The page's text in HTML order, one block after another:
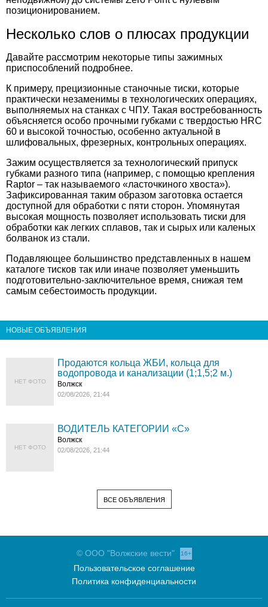
позиционированием.
Несколько слов о плюсах продукции
Давайте рассмотрим некоторые типы зажимных
приспособлений подробнее.
К примеру, прецизионные станочные тиски, которые
практически незаменимы в технологических операциях,
выполняемых на станках с ЧПУ. Такая востребованность
объясняется особо прочными губками с твердостью HRC
60 и высокой точностью, особенно актуальной в
шлифовальных, фрезерных, контрольных операциях.
Зажим осуществляется за технологический припуск
губками разного типа (например, с помощью крепления
Raptor – так называемого «ласточкиного хвоста»).
Зафиксированная таким образом заготовка остается
доступной для обработки с пяти сторон. Упомянутая
высокая мощность позволяет использовать тиски для
обработки как легких сплавов, так и сырых или каленых
болванок из стали.
Подавляющее большинство представленных в нашем
каталоге тисков так или иначе позволяет уменьшить
подготовительно-заключительное время, снижая тем
самым себестоимость продукции.
НОВЫЕ ОБЪЯВЛЕНИЯ
НЕТ ФОТО
Продаются кольца ЖБИ, кольца для
водопровода и канализации (1;1,5;2 м.)
Волжск
02/08/2026, 21:44
НЕТ ФОТО
ВОДИТЕЛЬ КАТЕГОРИИ «C»
Волжск
02/08/2026, 21:44
ВСЕ ОБЪЯВЛЕНИЯ
© ООО "Волжские вести" 16+
Пользовательское соглашение
Политика конфиденциальности